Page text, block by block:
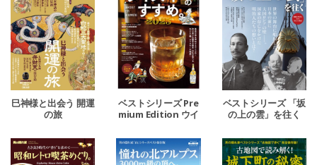
巳神様と出会う 開運
の旅
ベストシリーズ Pre
mium Edition ウイ
25
ベストシリーズ 「坂
の上の雲」を往く